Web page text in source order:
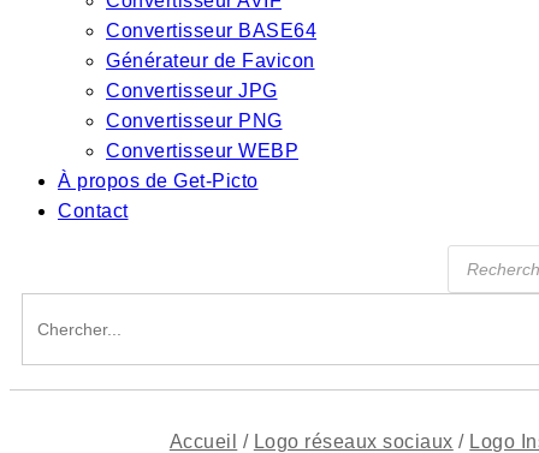
Convertisseur BASE64
Générateur de Favicon
Convertisseur JPG
Convertisseur PNG
Convertisseur WEBP
À propos de Get-Picto
Contact
de
produits
Search
for:
Accueil / Logo réseaux sociaux / Logo